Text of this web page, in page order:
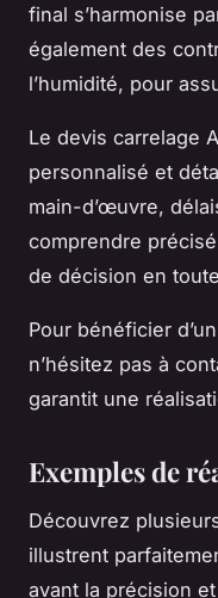
final s’harmonise
également des
l’humidité, pour
Le devis carrelage
personnalisé et
main-d’œuvre,
comprendre
de décision en
Pour bénéficier
n’hésitez pas à
garantit une
Exemples de
Découvrez
illustrent
avant la précision